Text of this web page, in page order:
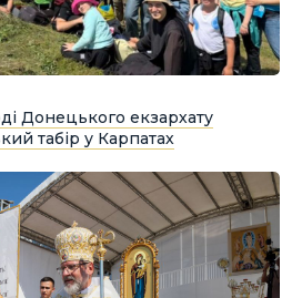
Донецького екзархату
табір у Карпатах